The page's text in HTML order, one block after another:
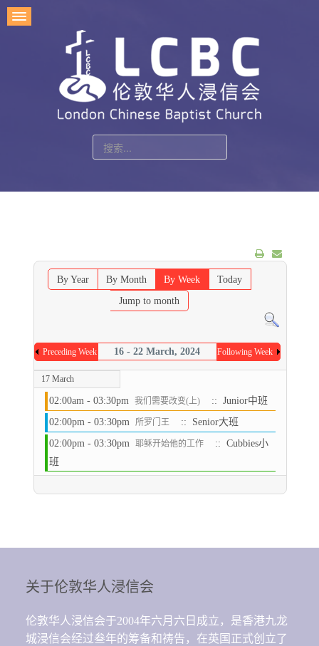
内
By Year By Month By Week
Today
Jump to month
Preceding Week 16 - 22 March, 2024 Following Week
17 March
02:00am - 03:30pm 我们需要改变(上)
:: Junior中班
02:00pm - 03:30pm 所罗门王
:: Senior大班
02:00pm - 03:30pm 耶稣开始他的工作
:: Cubbies小
班
关于伦敦华人浸信会
伦敦华人浸信会于2004年六月六日成立，是香港九龙
城浸信会经过叁年的筹备和祷告，在英国正式创立了